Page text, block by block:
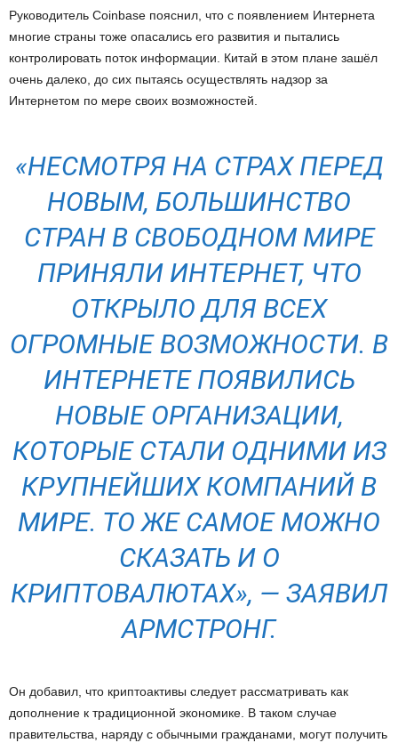
Руководитель Coinbase пояснил, что с появлением Интернета
многие страны тоже опасались его развития и пытались
контролировать поток информации. Китай в этом плане зашёл
очень далеко, до сих пытаясь осуществлять надзор за
Интернетом по мере своих возможностей.
«НЕСМОТРЯ НА СТРАХ ПЕРЕД
НОВЫМ, БОЛЬШИНСТВО
СТРАН В СВОБОДНОМ МИРЕ
ПРИНЯЛИ ИНТЕРНЕТ, ЧТО
ОТКРЫЛО ДЛЯ ВСЕХ
ОГРОМНЫЕ ВОЗМОЖНОСТИ. В
ИНТЕРНЕТЕ ПОЯВИЛИСЬ
НОВЫЕ ОРГАНИЗАЦИИ,
КОТОРЫЕ СТАЛИ ОДНИМИ ИЗ
КРУПНЕЙШИХ КОМПАНИЙ В
МИРЕ. ТО ЖЕ САМОЕ МОЖНО
СКАЗАТЬ И О
КРИПТОВАЛЮТАХ», — ЗАЯВИЛ
АРМСТРОНГ.
Он добавил, что криптоактивы следует рассматривать как
дополнение к традиционной экономике. В таком случае
правительства, наряду с обычными гражданами, могут получить